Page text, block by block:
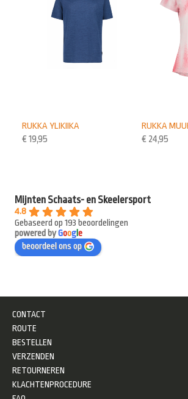
RUKKA
€ 24,95
RUKKA YLIKIIKA
€ 19,95
Mijnten Schaats- en Skeelersport
4.8
Gebaseerd op 193 beoordelingen
powered byGooge
beoordeel ons op
CONTACT
ROUTE
BESTELLEN
VERZENDEN
RETOURNEREN
KLACHTENPROCEDURE